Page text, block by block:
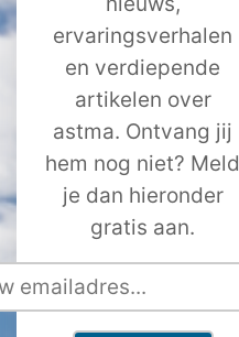
ervaringsverhalen
en verdiepende
artikelen over
astma. Ontvang jij
hem nog niet? Meld
je dan hieronder
gratis aan.